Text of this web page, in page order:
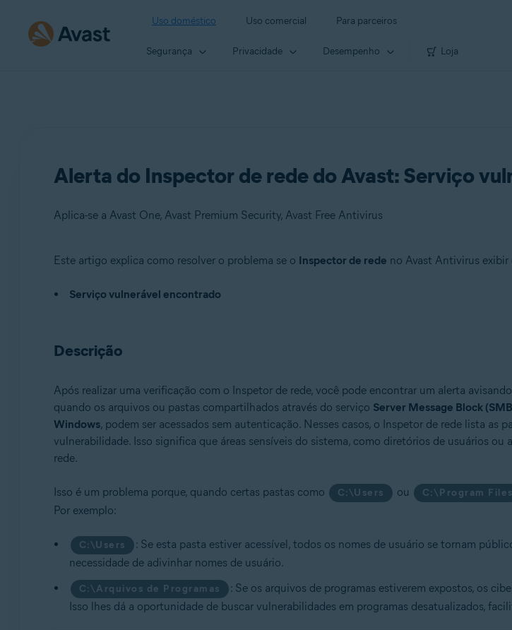
Uso doméstico Uso comercial Para parceiros
Segurança Privacidade Desempenho Loja
Alerta do Inspector de rede do Avast: Serviço
Aplica-se a Avast One, Avast Premium Security, Avast Free Antivirus
Avast One
Sistemas operacionais:
Este artigo explica como resolver o problema se o Inspector de rede no Avast Antivirus
Serviço vulnerável encontrado
Descrição
Após realizar uma verificação com o Inspetor de rede, você pode encontrar um alerta
quando os arquivos ou pastas compartilhados através do serviço Server Message Block
Windows, podem ser acessados sem autenticação. Nesses casos, o Inspetor de rede lista as
vulnerabilidade. Isso significa que áreas sensíveis do sistema, como diretórios de usuários
rede.
Isso é um problema porque, quando certas pastas como C:\Users ou C:\Program Files
Por exemplo:
C:\Users
: Se esta pasta estiver acessível, todos os nomes de usuário se tornam
necessidade de adivinhar nomes de usuário.
C:\Arquivos de Programas
: Se os arquivos de programas estiverem expostos, os
Isso lhes dá a oportunidade de buscar vulnerabilidades em programas desatualizados,